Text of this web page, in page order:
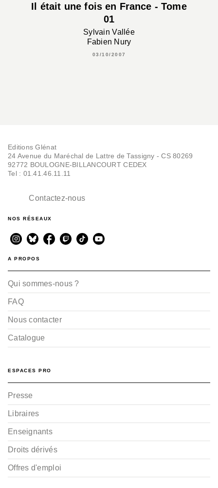
Il était une fois en France - Tome
01
Sylvain Vallée
Fabien Nury
03/10/2007
Editions Glénat
24 Avenue du Maréchal de Lattre de Tassigny - CS 80269
92772 BOULOGNE-BILLANCOURT CEDEX
Tel : 01.41.46.11.11
Contactez-nous
NOS RÉSEAUX
A PROPOS
Qui sommes-nous ?
FAQ
Nous contacter
Catalogue
ESPACES PRO
Presse
Libraires
Enseignants
Droits dérivés
Offres d'emploi